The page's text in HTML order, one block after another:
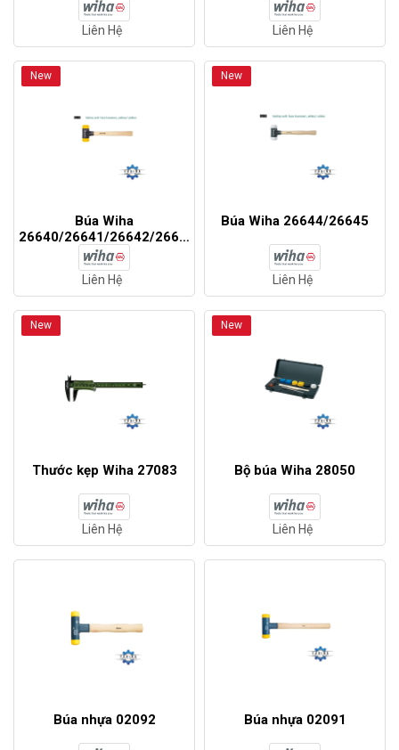
Liên Hệ Liên Hệ
New
Búa Wiha
26640/26641/26642/26643
Liên Hệ
New
Búa Wiha 26644/26645
Liên Hệ
New
Thước kẹp Wiha 27083
Liên Hệ
New
Bộ búa Wiha 28050
Liên Hệ
Búa nhựa 02092 Búa nhựa 02091